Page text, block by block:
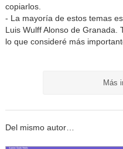
copiarlos.
- La mayoría de estos temas
Luis Wulff Alonso de
lo que consideré más
Más
Del mismo autor…